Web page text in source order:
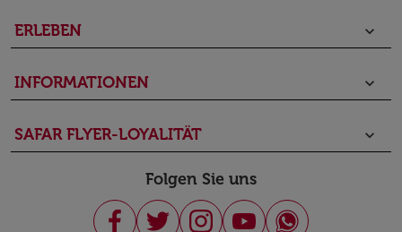
ERLEBEN keyboard_arrow_down
INFORMATIONEN keyboard_arrow_down
SAFAR FLYER-LOYALITÄT keyboard_arrow_down
Folgen Sie uns